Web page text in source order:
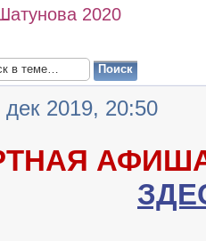
2020
дек 2019, 20:50